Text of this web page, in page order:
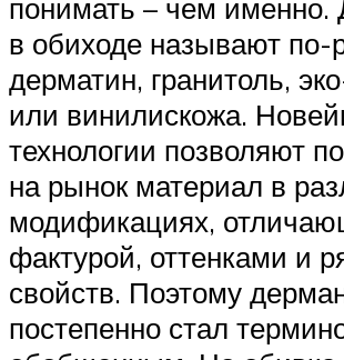
понимать – чем именно.
в обиходе называют по-
дерматин, гранитоль,
или винилискожа.
технологии позволяют
на рынок материал в
модификациях,
фактурой, оттенками и
свойств. Поэтому
постепенно стал